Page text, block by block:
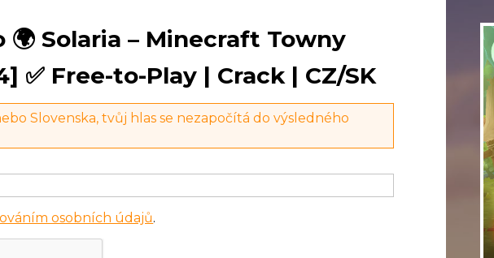
🌍 Solaria – Minecraft Towny
✅ Free-to-Play | Crack | CZ/SK
Slovenska, tvůj hlas se nezapočítá do výsledného
osobních údajů.